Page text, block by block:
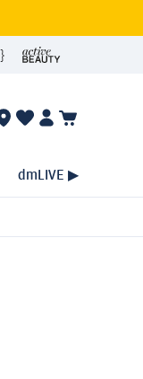
dmLIVE ▶